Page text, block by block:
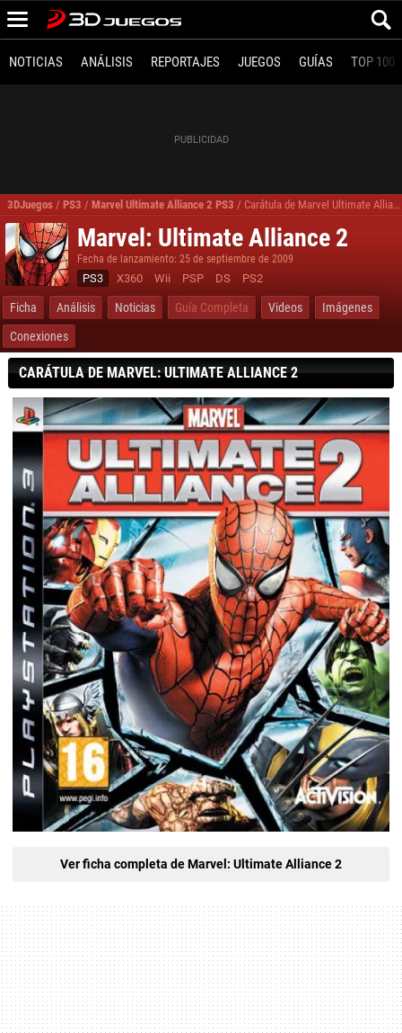
NOTICIAS ANÁLISIS REPORTAJES JUEGOS GUÍAS TOP 100
3DJuegos / PS3 / Marvel Ultimate Alliance 2 PS3 / Carátula de Marvel Ultimate Alliance 2 para PS3
Marvel: Ultimate Alliance 2
Fecha de lanzamiento: 25 de septiembre de 2009
PS3 X360 Wii PSP DS PS2
Ficha Análisis Noticias Guía Completa Videos
Imágenes
Conexiones
CARÁTULA DE MARVEL: ULTIMATE ALLIANCE 2
Ver ficha completa de Marvel: Ultimate Alliance 2